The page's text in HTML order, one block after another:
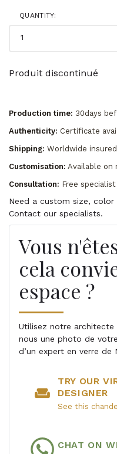
QUANTITY:
Produit discontinué
Production time: 30days
Authenticity: Certificate
Shipping: Worldwide
Customisation: Available on
Consultation: Free
Need a custom size,
Contact our specialists.
Vous
cela
espace ?
Utilisez notre architecte
nous une photo de
d’un expert en verre de
weekend
TRY OUR
DESIGNER
See this
CHAT ON